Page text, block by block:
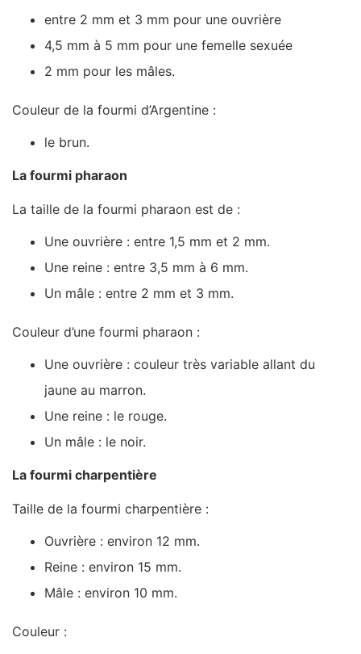
entre 2 mm et 3 mm pour une ouvrière
4,5 mm à 5 mm pour une femelle sexuée
2 mm pour les mâles.
Couleur de la fourmi d’Argentine :
le brun.
La fourmi pharaon
La taille de la fourmi pharaon est de :
Une ouvrière : entre 1,5 mm et 2 mm.
Une reine : entre 3,5 mm à 6 mm.
Un mâle : entre 2 mm et 3 mm.
Couleur d’une fourmi pharaon :
Une ouvrière : couleur très variable allant du
jaune au marron.
Une reine : le rouge.
Un mâle : le noir.
La fourmi charpentière
Taille de la fourmi charpentière :
Ouvrière : environ 12 mm.
Reine : environ 15 mm.
Mâle : environ 10 mm.
Couleur :